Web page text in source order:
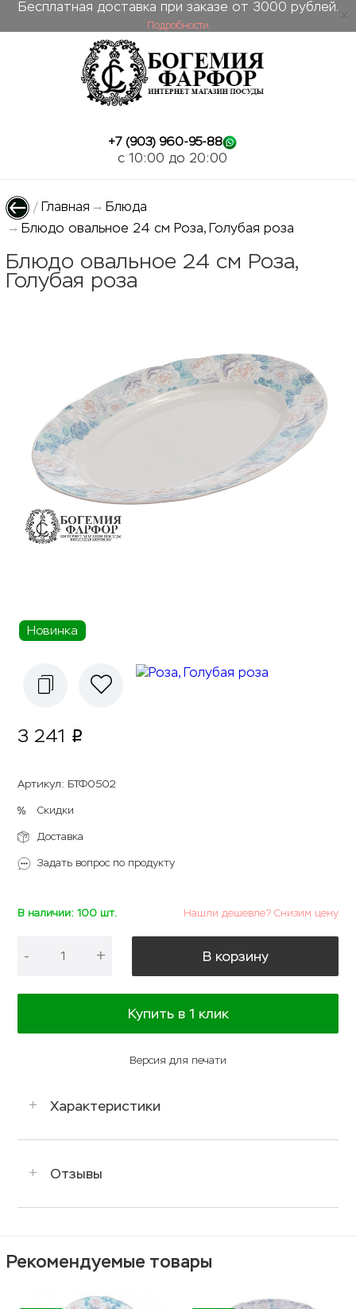
Бесплатная доставка при заказе от 3000 рублей.
Подробности
+7 (903) 960-95-88
c 10:00 до 20:00
/Главная
Блюда
Блюдо овальное 24 см Роза, Голубая роза
Блюдо овальное 24 см Роза,
Голубая роза
Новинка
3 241 p
Артикул: БТФ0502
Скидки
Доставка
Задать вопрос по продукту
В наличии: 100 шт. Нашли дешевле? Снизим цену
- + В корзину
Купить в 1 клик
Версия для печати
Характеристики
Отзывы
Рекомендуемые товары